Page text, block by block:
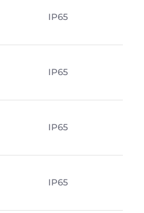
IP65
IP65
IP65
IP65